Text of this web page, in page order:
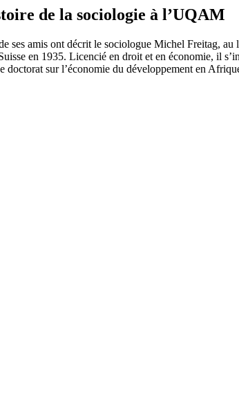
de la sociologie à l’UQAM
ses amis ont décrit le sociologue Michel Freitag,
en 1935. Licencié en droit et en économie, il
doctorat sur l’économie du développement en